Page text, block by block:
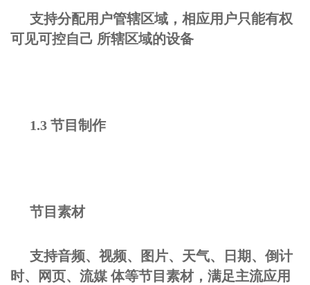
支持分配用户管辖区域，相应用户只能有权
可见可控自己 所辖区域的设备
1.3 节目制作
节目素材
支持音频、视频、图片、天气、日期、倒计
时、网页、流媒 体等节目素材，满足主流应用